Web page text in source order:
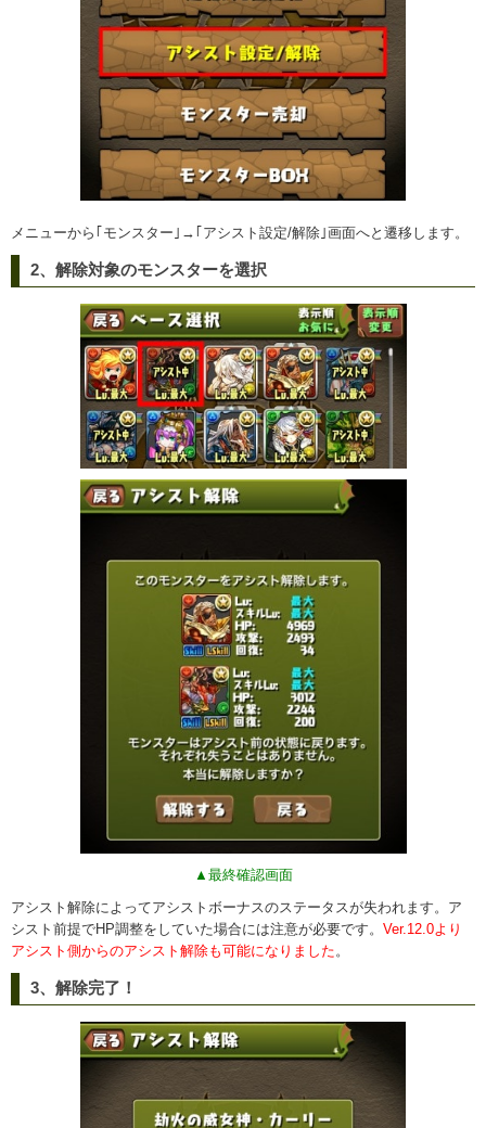
メニューから｢モンスター｣→｢アシスト設定/解除｣画面へと遷移します。
2、解除対象のモンスターを選択
▲最終確認画面
アシスト解除によってアシストボーナスのステータスが失われます。ア
シスト前提でHP調整をしていた場合には注意が必要です。 Ver.12.0より
アシスト側からのアシスト解除も可能になりました 。
3、解除完了！